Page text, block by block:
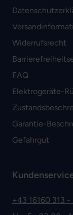
Widerrufsrecht
FAQ
Elektrogeräte-
Garantie-
Gefahrgut
+43 16160 313 -